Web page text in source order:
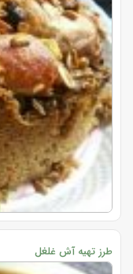
طرز تهیه آش غلغل